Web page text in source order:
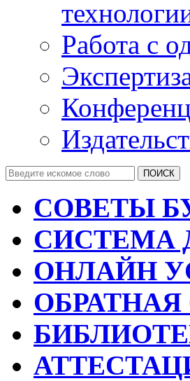
Работа с
СОВЕТЫ
СИСТЕМА
ОНЛАЙН
ОБРАТНАЯ